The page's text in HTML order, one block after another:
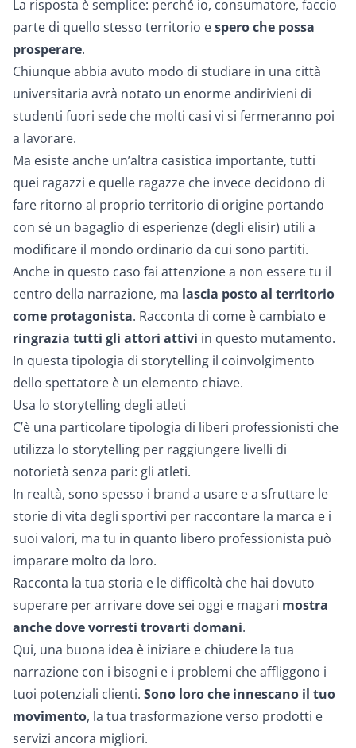
La risposta è semplice: perché io, consumatore, faccio
parte di quello stesso territorio espero che possa
prosperare.
Chiunque abbia avuto modo di studiare in una città
universitaria avrà notato un enorme andirivieni di
studenti fuori sede che molti casi vi si fermeranno poi
a lavorare.
Ma esiste anche un’altra casistica importante, tutti
quei ragazzi e quelle ragazze che invece decidono di
fare ritorno al proprio territorio di origine portando
con sé un bagaglio di esperienze (degli elisir) utili a
modificare il mondo ordinario da cui sono partiti.
Anche in questo caso fai attenzione a non essere tu il
centro della narrazione, ma lascia posto al territorio
come protagonista. Racconta di come è cambiato e
ringrazia tutti gli attori attivi in questo mutamento.
In questa tipologia di storytelling il coinvolgimento
dello spettatore è un elemento chiave.
Usa lo storytelling degli atleti
C’è una particolare tipologia di liberi professionisti che
utilizza lo storytelling per raggiungere livelli di
notorietà senza pari: gli atleti.
In realtà, sono spesso i brand a usare e a sfruttare le
storie di vita degli sportivi per raccontare la marca e i
suoi valori, ma tu in quanto libero professionista può
imparare molto da loro.
Racconta la tua storia e le difficoltà che hai dovuto
superare per arrivare dove sei oggi e magari mostra
anche dove vorresti trovarti domani.
Qui, una buona idea è iniziare e chiudere la tua
narrazione con i bisogni e i problemi che affliggono i
tuoi potenziali clienti. Sono loro che innescano il tuo
movimento, la tua trasformazione verso prodotti e
servizi ancora migliori.